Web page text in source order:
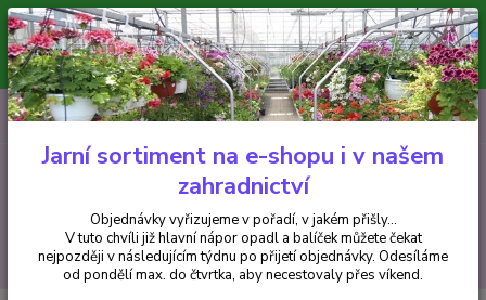
Minimální hodnota pro odeslání z e-shopu je 300 Kč.
V tuto chvíli již hlavní nápor objednávek opadl a balíček můžete čekat
nejpozději v následujícím týdnu po přijetí objednávky. Objednávky
vyřizujeme v pořadí, v jakém přišly...
CZK
Hledat
+420 602 223 614 0ks
za0 Kč
Jarní sortiment na e-shopu i v našem
zahradnictví
Objednávky vyřizujeme v pořadí, v jakém přišly...
V tuto chvíli již hlavní nápor opadl a balíček můžete čekat
nejpozději v následujícím týdnu po přijetí objednávky. Odesíláme
od pondělí max. do čtvrtka, aby necestovaly přes víkend.